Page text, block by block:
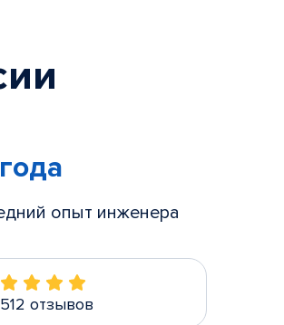
опыт инженера
отзывов